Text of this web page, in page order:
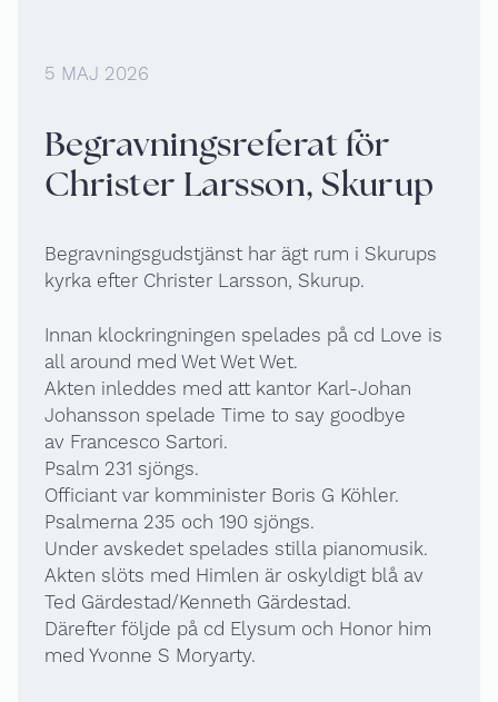
5 MAJ 2026
Begravningsreferat för
Christer Larsson, Skurup
Begravningsgudstjänst har ägt rum i Skurups
kyrka efter Christer Larsson, Skurup.
Innan klockringningen spelades på cd Love is
all around med Wet Wet Wet.
Akten inleddes med att kantor Karl-Johan
Johansson spelade Time to say goodbye
av Francesco Sartori.
Psalm 231 sjöngs.
Officiant var komminister Boris G Köhler.
Psalmerna 235 och 190 sjöngs.
Under avskedet spelades stilla pianomusik.
Akten slöts med Himlen är oskyldigt blå av
Ted Gärdestad/Kenneth Gärdestad.
Därefter följde på cd Elysum och Honor him
med Yvonne S Moryarty.